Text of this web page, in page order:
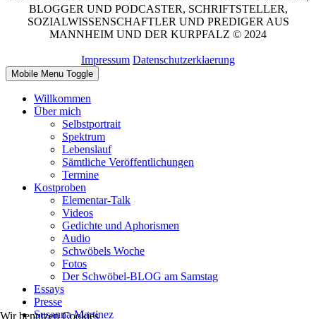
BLOGGER UND PODCASTER, SCHRIFTSTELLER,
SOZIALWISSENSCHAFTLER UND PREDIGER AUS
MANNHEIM UND DER KURPFALZ © 2024
Impressum Datenschutzerklaerung
Mobile Menu Toggle
Willkommen
Über mich
Selbstportrait
Spektrum
Lebenslauf
Sämtliche Veröffentlichungen
Termine
Kostproben
Elementar-Talk
Videos
Gedichte und Aphorismen
Audio
Schwöbels Woche
Fotos
Der Schwöbel-BLOG am Samstag
Essays
Presse
Susanna Martinez
Wir benutzen Cookies